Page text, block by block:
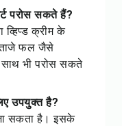
परोस सकते हैं?
क्रीम के
ताजे फल जैसे
साथ भी परोस सकते
उपयुक्त है?
सकता है। इसके